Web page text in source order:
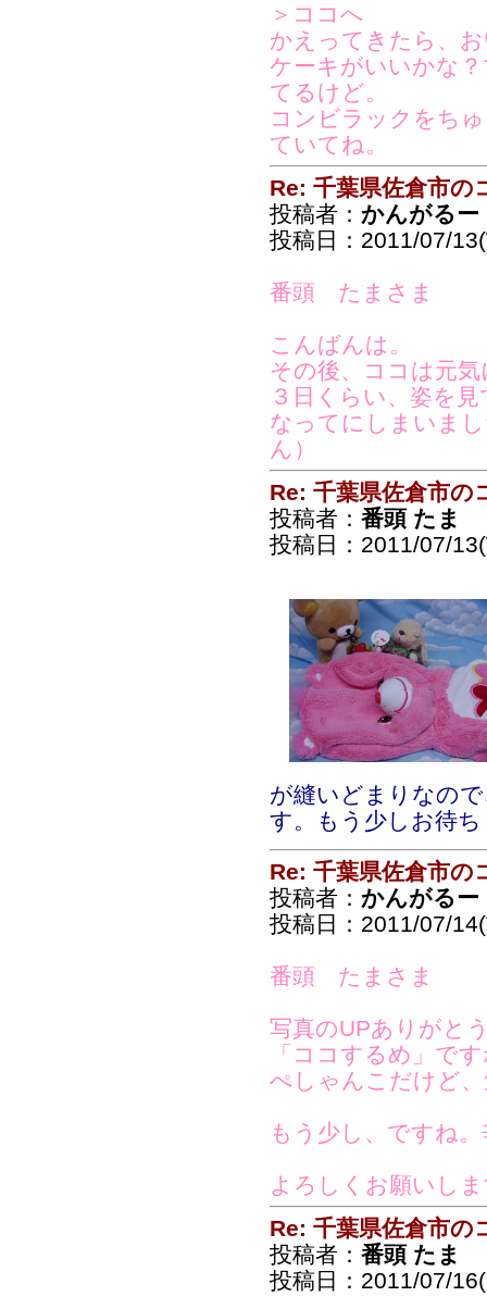
＞ココへ
かえってきたら、
ケーキがいいかな
てるけど。
コンビラックをち
ていてね。
Re: 千葉県佐倉市の
投稿者： かんがるー
投稿日：2011/07/
番頭 たまさま
こんばんは。
その後、ココは元
３日くらい、姿を
なってにしまいま
ん）
Re: 千葉県佐倉市の
投稿者： 番頭 たま
投稿日：2011/07/
が縫いどまりなの
す。もう少しお待
Re: 千葉県佐倉市の
投稿者： かんがるー
投稿日：2011/07/
番頭 たまさま
写真のUPありがと
「ココするめ」で
ぺしゃんこだけど
もう少し、ですね
よろしくお願いし
Re: 千葉県佐倉市の
投稿者： 番頭 たま
投稿日：2011/07/